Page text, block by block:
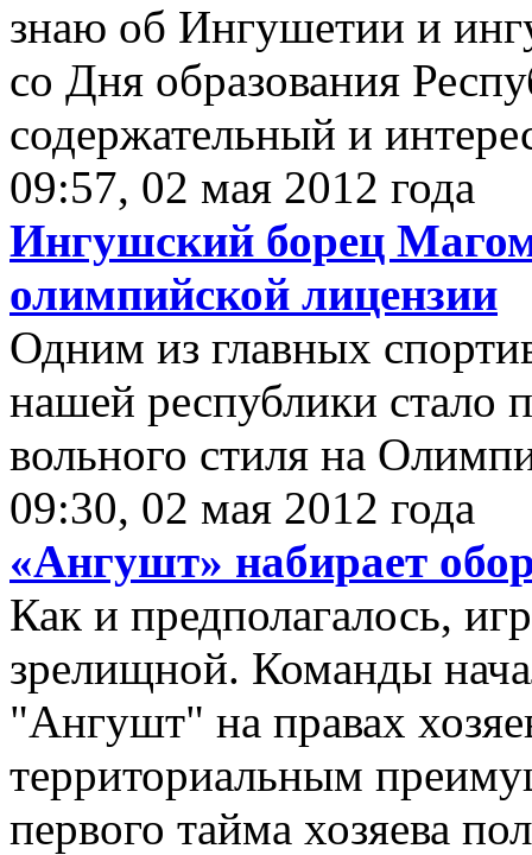
знаю об Ингушетии и
со Дня образования
содержательный и
09:57, 02 мая 2012 года
Ингушский борец
олимпийской лицензии
Одним из главных
нашей республики стало
вольного стиля на
09:30, 02 мая 2012 года
«Ангушт» набирает
Как и предполагалось,
зрелищной. Команды
"Ангушт" на правах
территориальным
первого тайма хозяева